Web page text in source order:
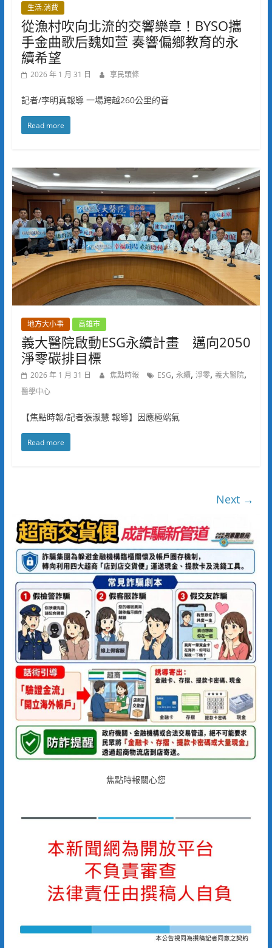
生活.消費
從漁村吹向北流的交響樂章！BYSO攜
手金曲歌后魏如萱 奏響偏鄉教育的永
續希望
2026 年 1 月 31 日 享民頭條
記者/李明真報導 一場跨越260公里的音
Read more
地方大小事 高雄市
義大醫院啟動ESG永續計畫 邁向2050
淨零碳排目標
2026 年 1 月 31 日 焦點時報 ESG, 永續, 淨零, 義大醫院,
醫學中心
【焦點時報/記者張淑慧 報導】因應極端氣
Read more
Next →
焦點時報關心您